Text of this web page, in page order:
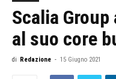
Scalia
al suo core
di Redazione - 15 Giugno 2021